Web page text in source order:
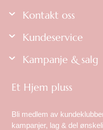
Kontakt oss
Kundeservice
Kampanje & salg
Et Hjem pluss
Bli medlem av
kampanjer, lag & del